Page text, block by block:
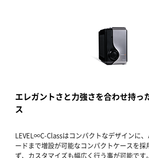
エレガントさと力強さを合わせ持っ
ス
LEVEL∞C-Classはコンパクトなデザインに
ードまで増設が可能なコンパクトケースを採
ず、カスタマイズも幅広く行う事が可能です。